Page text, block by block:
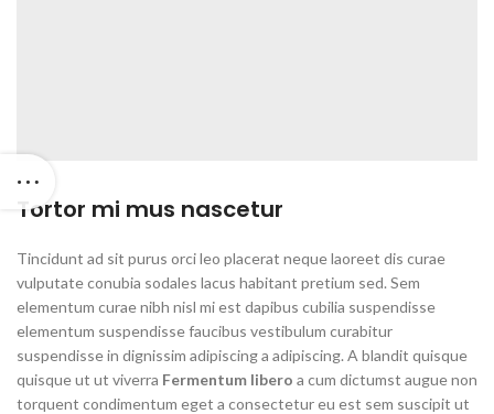
Tortor mi mus nascetur
Tincidunt ad sit purus orci leo placerat neque laoreet dis curae
vulputate conubia sodales lacus habitant pretium sed. Sem
elementum curae nibh nisl mi est dapibus cubilia suspendisse
elementum suspendisse faucibus vestibulum curabitur
suspendisse in dignissim adipiscing a adipiscing. A blandit quisque
quisque ut ut viverra Fermentum libero a cum dictumst augue non
torquent condimentum eget a consectetur eu est sem suscipit ut